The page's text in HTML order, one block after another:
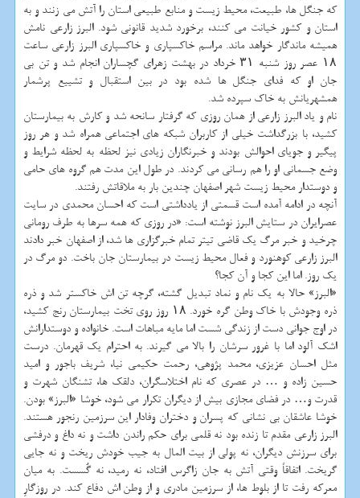
که جنگل ها، طبیعت، محیط زیست و منابع طبیعی استان را آتش می زنند و به
استان و کشور خیانت می کنند، برخورد شدید قانونی شود. البرز زارعی نامش
همیشه ماندگار خواهد ماند. مراسم خاکسپاری و خاکسپاری البرز زارعی ساعت
۱۸ عصر روز شنبه ۳۱ خرداد در بهشت زهرای گچساران انجام شد و تن بی
جان او که فدای جنگل ها شده بود در بین استقبال و تشییع پرشمار
همشهریانش به خاک سپرده شد.
نام و یاد البرز زارعی از همان روزی که گرفتار سانحه شد و کارش به بیمارستان
کشید، با بزرگداشت خیلی از کاربران شبکه های اجتماعی همراه شد و هر روز
پیگیر و جویای احوالش بودند و خبرنگاران زیادی نیز لحظه به لحظه شرایط و
وضع جسمانی او را هم رسانی می کردند. در طول این مدت هم گروه های حامی
و دوستدار محیط زیست شهر اصفهان چندین بار به ملاقاتش رفتند.
آنچه در ادامه آمده است قسمتی از یادداشتی است که احسان محمدی در سایت
عصرایران در ستایش البرز نوشته است: «در روزی که همه سرها به طرف رومانی
چرخید و خبر مرگ یک قاضی تیتر تمام خبرگزاری ها شد، از اصفهان خبر دادند
البرز زارعی کوهنورد و فعال محیط زیست در بیمارستان جان باخت. دو مرگ در
یک روز. اما این کجا و آن کجا؟
«البرز» حالا به یک نام و نماد تبدیل گشته، گرچه تن اش خاکستر شد و ذره
ذره وجودش با خاک وطن گره خورد. ۱۸ روز روی تخت بیمارستان رنج کشید،
در اوج جوانی دست از زندگی شست اما مایه مباهات است. خانواده و دوستدارانش
اشک آلود اما با غرور سرشان را بالا می گیرند. به احترام یک قهرمان. درست
مثل احسان عزیزی، محمد پژوهی، رحمت حکیمی نیا، شریف باجور و امید
حسین زاده و … در عصری که نام اختلاسگران، دلقک ها، تشنگان شهرت و
قدرت و… در فضای مجازی بیش از دیگران تکرار می شود، خوشا «البرز» بودن.
خوشا عاشقان بی نشانی که پسران و دختران وفادار این سرزمین رنجور هستند.
البرز زارعی مقدم تا زنده بود نه قلمی برای حکم راندن داشت و نه داغ و درفشی
برای سرزنش دیگران، نه پولی از بیت المال به جیب خودش ریخت و نه جایی
گریخت. اتفاقاً وقتی آتش به جان زاگرس افتاد، نه رمید، نه گُسست. به میان
معرکه رفت تا از بلوط ها، از سرزمین مادری و از وطن اش دفاع کند. در روزگارِ